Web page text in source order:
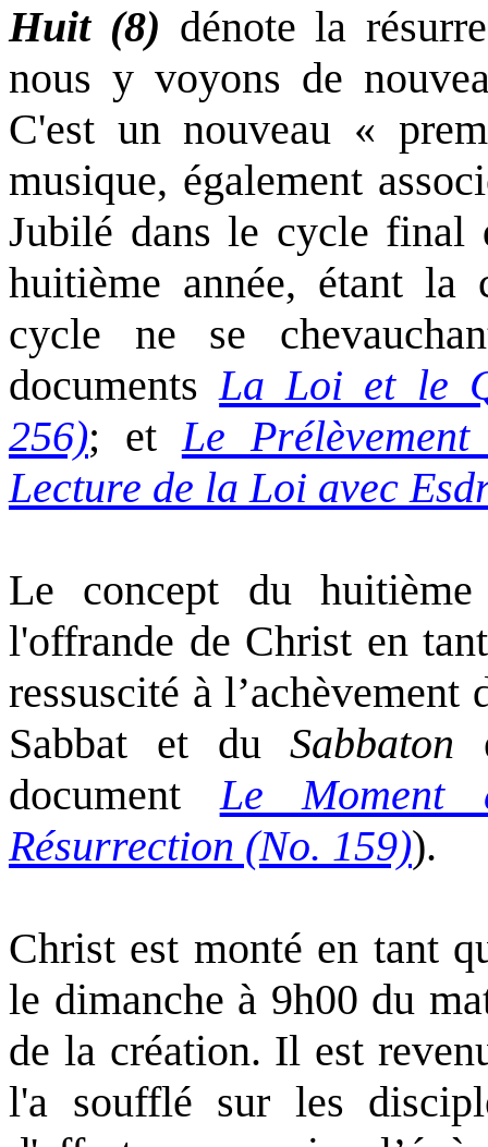
Huit (8) dénote la
nous y voyons de
C'est un nouveau «
musique, également
Jubilé dans le cycle final
huitième année, étant la
cycle ne se
documents La Loi et le
256); et Le
Lecture de la Loi avec
Le concept du
l'offrande de Christ en
ressuscité à
Sabbat et duSabbaton
document
Le
Résurrection (No. 159)).
Christ est monté en tant
le dimanche à 9h00 du
de la création. Il est
l'a soufflé sur les